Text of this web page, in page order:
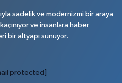
sadelik ve modernizmi bir araya
ve insanlara haber
bir altyapı sunuyor.
protected]